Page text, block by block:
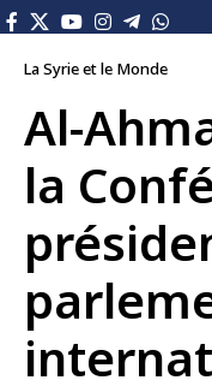
La Syrie et le Monde
Al-
la